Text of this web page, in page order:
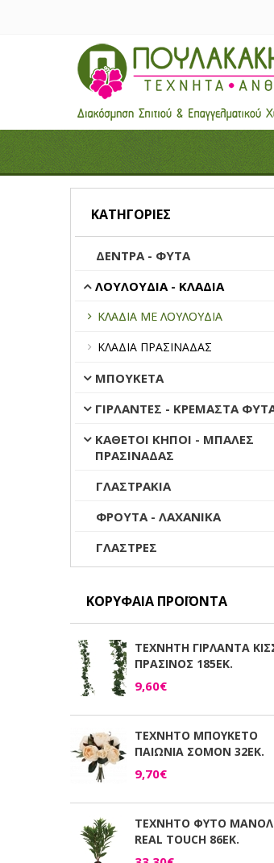
ΚΑΤΗΓΟΡΊΕΣ
ΔΕΝΤΡΑ - ΦΥΤΑ
ΛΟΥΛΟΥΔΙΑ - ΚΛΑΔΙΑ
ΚΛΑΔΙΑ ΜΕ ΛΟΥΛΟΥΔΙΑ
ΚΛΑΔΙΑ ΠΡΑΣΙΝΑΔΑΣ
ΜΠΟΥΚΕΤΑ
ΓΙΡΛΑΝΤΕΣ - ΚΡΕΜΑΣΤΑ
ΚΑΘΕΤΟΙ ΚΗΠΟΙ - ΜΠΑΛΕΣ
ΠΡΑΣΙΝΑΔΑΣ
ΓΛΑΣΤΡΑΚΙΑ
ΦΡΟΥΤΑ - ΛΑΧΑΝΙΚΑ
ΓΛΑΣΤΡΕΣ
ΚΟΡΥΦΑΊΑ ΠΡΟΪΌΝΤΑ
ΤΕΧΝΗΤΗ ΓΙΡΛΑΝΤΑ
ΠΡΑΣΙΝΟΣ 185ΕΚ.
9,60€
ΤΕΧΝΗΤΟ ΜΠΟΥΚΕΤΟ
ΠΑΙΩΝΙΑ ΣΟΜΟΝ 32ΕΚ.
9,70€
ΤΕΧΝΗΤΟ ΦΥΤΟ
REAL TOUCH 86ΕΚ.